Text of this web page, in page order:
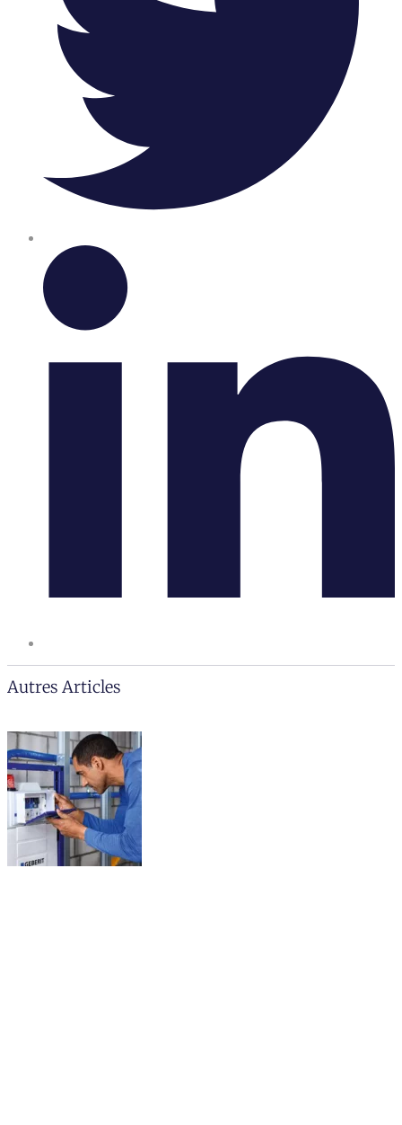
Autres Articles